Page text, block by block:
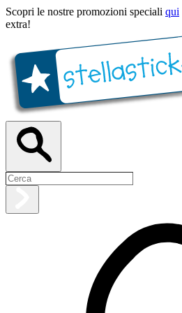
Scopri le nostre promozioni speciali qui
extra!